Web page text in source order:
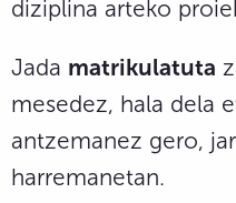
diziplina arteko
Jada matrikulatuta
mesedez, hala dela
antzemanez gero,
harremanetan.